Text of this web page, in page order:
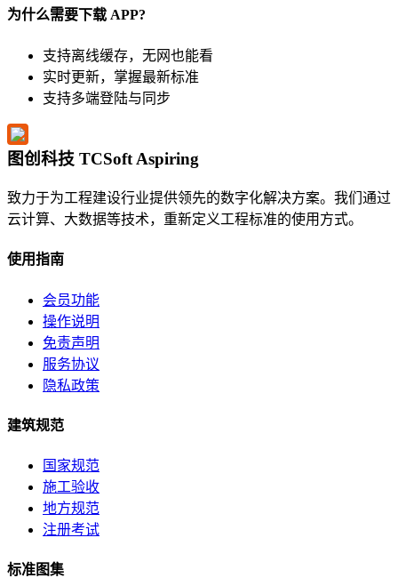
为什么需要下载 APP?
支持离线缓存，无网也能看
实时更新，掌握最新标准
支持多端登陆与同步
图创科技 TCSoft Aspiring
致力于为工程建设行业提供领先的数字化解决方案。我们通过
云计算、大数据等技术，重新定义工程标准的使用方式。
使用指南
会员功能
操作说明
免责声明
服务协议
隐私政策
建筑规范
国家规范
施工验收
地方规范
注册考试
标准图集